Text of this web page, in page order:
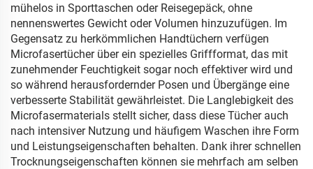
mühelos in Sporttaschen oder Reisegepäck, ohne
nennenswertes Gewicht oder Volumen hinzuzufügen. Im
Gegensatz zu herkömmlichen Handtüchern verfügen
Microfasertücher über ein spezielles Griffformat, das mit
zunehmender Feuchtigkeit sogar noch effektiver wird und
so während herausfordernder Posen und Übergänge eine
verbesserte Stabilität gewährleistet. Die Langlebigkeit des
Microfasermaterials stellt sicher, dass diese Tücher auch
nach intensiver Nutzung und häufigem Waschen ihre Form
und Leistungseigenschaften behalten. Dank ihrer schnellen
Trocknungseigenschaften können sie mehrfach am selben